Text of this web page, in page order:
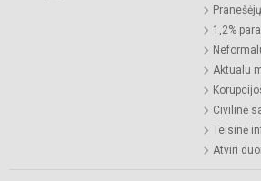
1,2%
Aktualu
Civilinė
Teisinė
Atviri